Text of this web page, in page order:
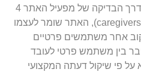
כל משתמש פרטי עובר דרך הבדיקה של מפעיל האתר 4
הורינו (caregivers4u, 4caregivers), האתר שומר לעצמו
אחר משתמשים פרטיים
בין משתמש פרטי לעובד
על פי שיקול דעתה המקצועי